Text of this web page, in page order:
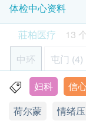
报告
医生讲解报告
公时间内，
本身体检
(由确认付
1个月预约
疫苗注射 （不
此项交易必
（不包括新
体检中心资料
莊柏医疗
13
中环
屯门 (4)
元朗 旺角
中环干诺道中30-
妇科 信
荷尔蒙
情绪